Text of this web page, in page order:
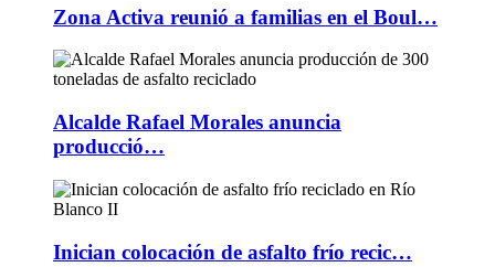
Zona Activa reunió a familias en el Boul…
Alcalde Rafael Morales anuncia
producció…
Inician colocación de asfalto frío recic…